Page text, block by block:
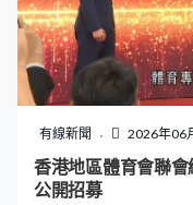
有線新聞 2026年06
香港地區體育會聯
公開招募